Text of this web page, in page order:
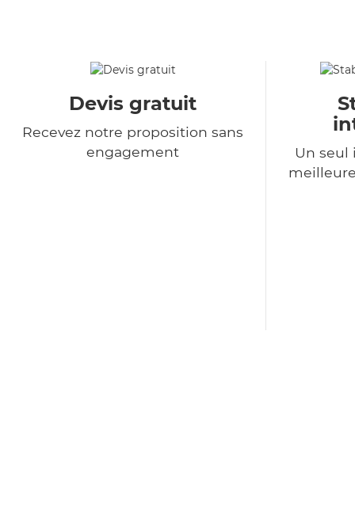
Devis gratuit
Recevez notre proposition sans
engagement
Un seul